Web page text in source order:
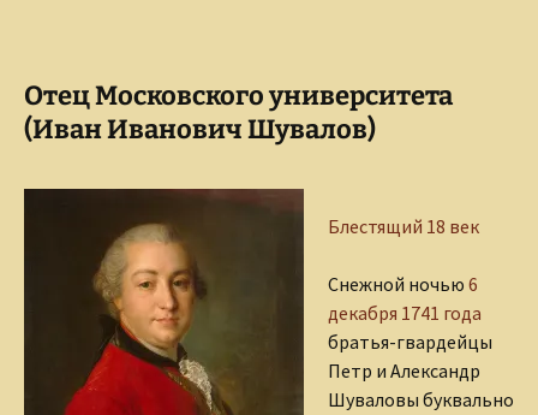
Отец Московского университета
(Иван Иванович Шувалов)
Блестящий 18 век
Снежной ночью 6
декабря 1741 года
братья-гвардейцы
Петр и Александр
Шуваловы буквально